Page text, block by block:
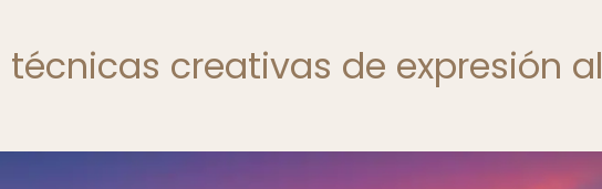
creativas de expresión al